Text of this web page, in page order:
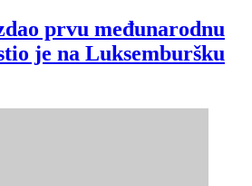
prvu međunarodnu
je na Luksemburšku